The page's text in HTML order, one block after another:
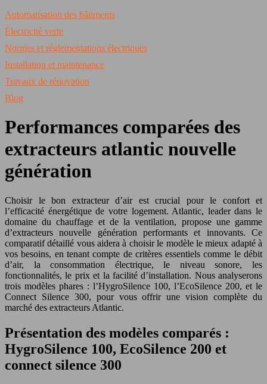
Automatisation des bâtiments
Électricité verte
Normes et réglementations électriques
Installation et maintenance
Travaux de rénovation
Blog
Performances comparées des
extracteurs atlantic nouvelle
génération
Choisir le bon extracteur d’air est crucial pour le confort et
l’efficacité énergétique de votre logement. Atlantic, leader dans le
domaine du chauffage et de la ventilation, propose une gamme
d’extracteurs nouvelle génération performants et innovants. Ce
comparatif détaillé vous aidera à choisir le modèle le mieux adapté à
vos besoins, en tenant compte de critères essentiels comme le débit
d’air, la consommation électrique, le niveau sonore, les
fonctionnalités, le prix et la facilité d’installation. Nous analyserons
trois modèles phares : l’HygroSilence 100, l’EcoSilence 200, et le
Connect Silence 300, pour vous offrir une vision complète du
marché des extracteurs Atlantic.
Présentation des modèles comparés :
HygroSilence 100, EcoSilence 200 et
connect silence 300